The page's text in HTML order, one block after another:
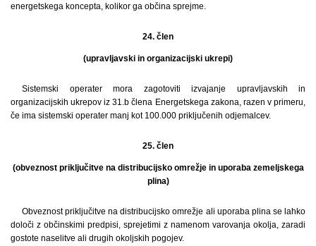
energetskega koncepta, kolikor ga občina sprejme.
24. člen
(upravljavski in organizacijski ukrepi)
Sistemski operater mora zagotoviti izvajanje upravljavskih in
organizacijskih ukrepov iz 31.b člena Energetskega zakona, razen v primeru,
če ima sistemski operater manj kot 100.000 priključenih odjemalcev.
25. člen
(obveznost priključitve na distribucijsko omrežje in uporaba zemeljskega
plina)
Obveznost priključitve na distribucijsko omrežje ali uporaba plina se lahko
določi z občinskimi predpisi, sprejetimi z namenom varovanja okolja, zaradi
gostote naselitve ali drugih okoljskih pogojev.